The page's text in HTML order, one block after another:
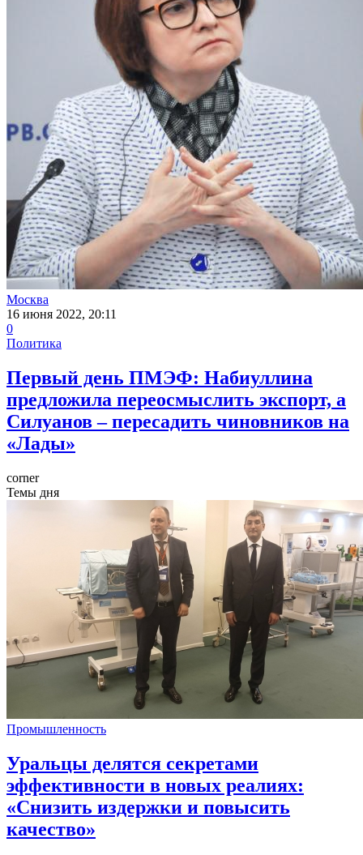
Москва
16 июня 2022, 20:11
0
Политика
Первый день ПМЭФ: Набиуллина
предложила переосмыслить экспорт, а
Силуанов – пересадить чиновников на
«Лады»
corner
Темы дня
Промышленность
Уральцы делятся секретами
эффективности в новых реалиях:
«Снизить издержки и повысить
качество»